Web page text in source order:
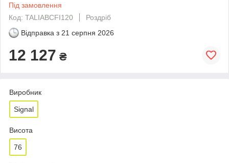
Під замовлення
Код: TALIABCFI120
Роздріб
Відправка з 21 серпня 2026
12 127 ₴
Виробник
Signal
Висота
76